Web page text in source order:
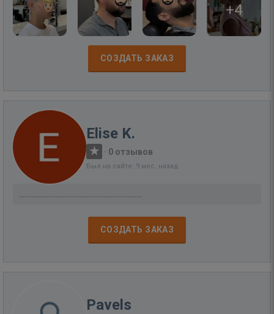
+4
СОЗДАТЬ ЗАКАЗ
Elise K.
· 0 отзывов
Был на сайте: 9 мес. назад
СОЗДАТЬ ЗАКАЗ
Pavels